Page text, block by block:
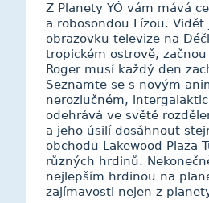
Z Planety YÓ vám mává
a robosondou Lízou.
obrazovku televize na
tropickém ostrově,
Roger musí každý den
Seznamte se s novým
nerozlučném,
odehrává ve světě
a jeho úsilí dosáhnout
obchodu Lakewood Plaza
různých hrdinů.
nejlepším hrdinou na
zajímavosti nejen z